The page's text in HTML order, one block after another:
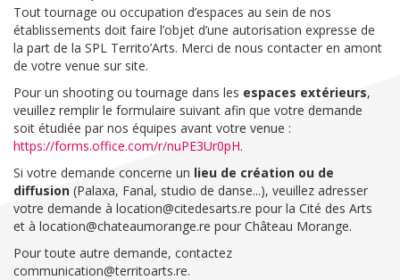
Tout tournage ou occupation d’espaces au sein de nos
établissements doit faire l’objet d’une autorisation expresse de
la part de la SPL Territo’Arts. Merci de nous contacter en amont
de votre venue sur site.
Pour un shooting ou tournage dans les espaces extérieurs,
veuillez remplir le formulaire suivant afin que votre demande
soit étudiée par nos équipes avant votre venue :
https://forms.office.com/r/nuPE3Ur0pH.
Si votre demande concerne un lieu de création ou de
diffusion (Palaxa, Fanal, studio de danse...), veuillez adresser
votre demande à location@citedesarts.re pour la Cité des Arts
et à location@chateaumorange.re pour Château Morange.
Pour toute autre demande, contactez
communication@territoarts.re.